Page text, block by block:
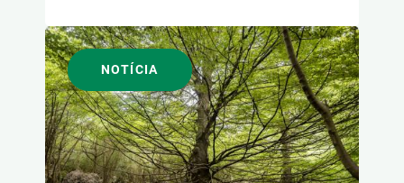
NOTÍCIA